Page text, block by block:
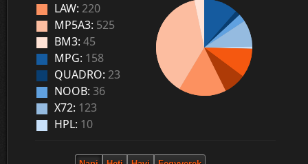
LAW: 220
MP5A3: 525
BM3: 45
MPG: 158
QUADRO: 23
NOOB: 36
X72: 123
HPL: 10